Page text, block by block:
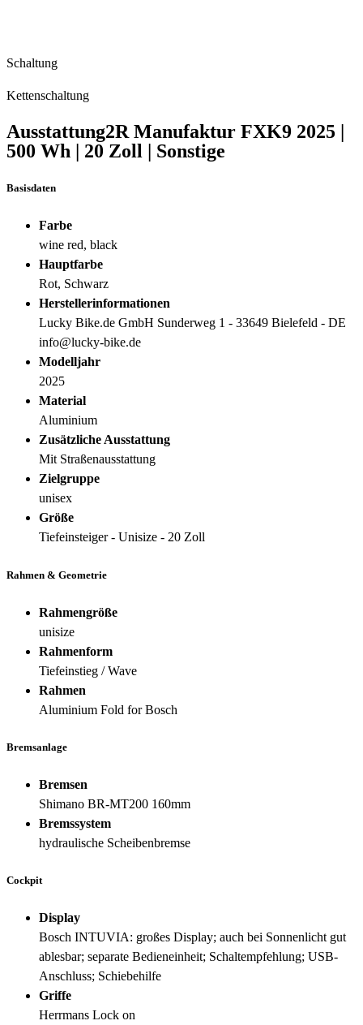
Schaltung
Kettenschaltung
Ausstattung2R Manufaktur FXK9 2025 |
500 Wh | 20 Zoll | Sonstige
Basisdaten
Farbe
wine red, black
Hauptfarbe
Rot, Schwarz
Herstellerinformationen
Lucky Bike.de GmbH Sunderweg 1 - 33649 Bielefeld - DE
info@lucky-bike.de
Modelljahr
2025
Material
Aluminium
Zusätzliche Ausstattung
Mit Straßenausstattung
Zielgruppe
unisex
Größe
Tiefeinsteiger - Unisize - 20 Zoll
Rahmen & Geometrie
Rahmengröße
unisize
Rahmenform
Tiefeinstieg / Wave
Rahmen
Aluminium Fold for Bosch
Bremsanlage
Bremsen
Shimano BR-MT200 160mm
Bremssystem
hydraulische Scheibenbremse
Cockpit
Display
Bosch INTUVIA: großes Display; auch bei Sonnenlicht gut
ablesbar; separate Bedieneinheit; Schaltempfehlung; USB-
Anschluss; Schiebehilfe
Griffe
Herrmans Lock on